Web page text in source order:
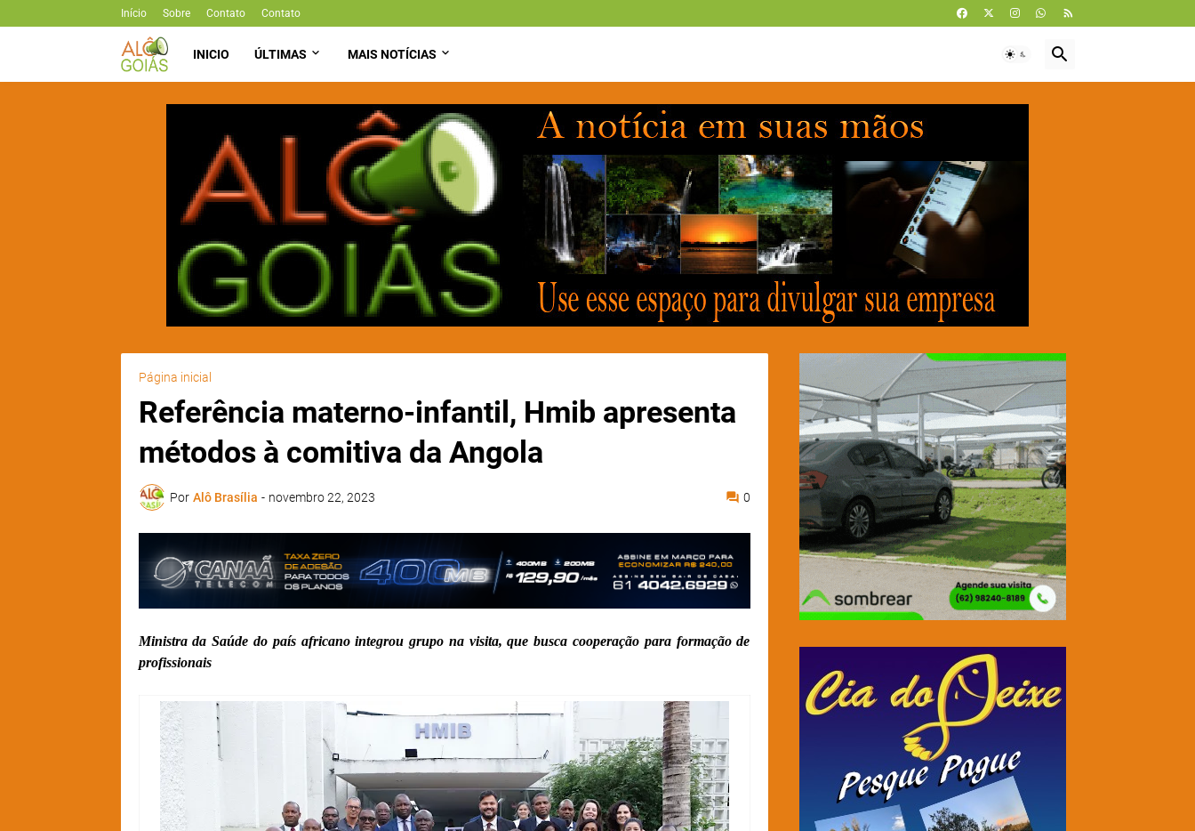
Início Sobre Contato Contato
INICIO ÚLTIMAS MAIS NOTÍCIAS
Página inicial
Referência materno-infantil, Hmib apresenta
métodos à comitiva da Angola
Por Alô Brasília - novembro 22, 2023 0
Ministra da Saúde do país africano integrou grupo na visita, que busca cooperação para formação de
profissionais